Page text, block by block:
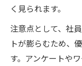
く見られます。
注意点として、社
トが膨らむため、
す。アンケートや